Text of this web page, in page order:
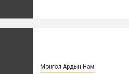
Монгол Ардын Нам